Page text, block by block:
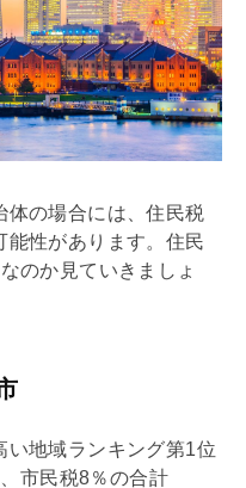
体の場合には、住民税
能性があります。住民
のか見ていきましょ
い地域ランキング第1位
市民税8％の合計